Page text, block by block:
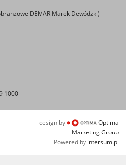
DEMAR Marek Dewódzki)
1000
design by
Optima
Marketing Group
Powered by intersum.pl